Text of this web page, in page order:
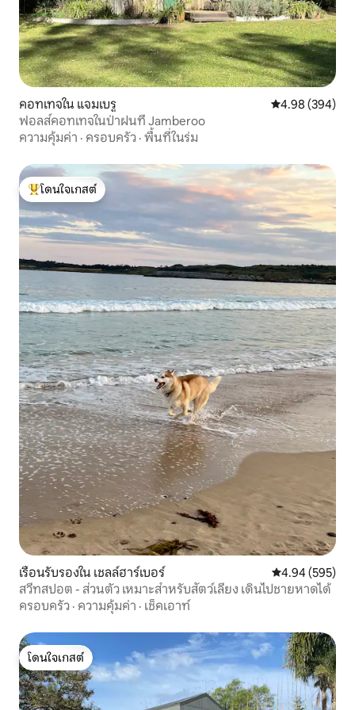
คอทเทจใน แจมเบรู คะแนนเฉลี่ย
4.98 (394)
ฟอลส์คอทเทจในป่าฝนที่ Jamberoo
ความคุ้มค่า · ครอบครัว · พื้นที่ในร่ม
โดนใจเกสต์ที่สุด
โดนใจเกสต์
เรือนรับรองใน เชลล์ฮาร์เบอร์ คะแนนเฉลี่ย
4.94 (595)
สวีทสปอต - ส่วนตัว เหมาะสำหรับสัตว์เลี้ยง เดินไปชายหาดได้
ครอบครัว · ความคุ้มค่า · เช็คเอาท์
โดนใจเกสต์
โดนใจเกสต์